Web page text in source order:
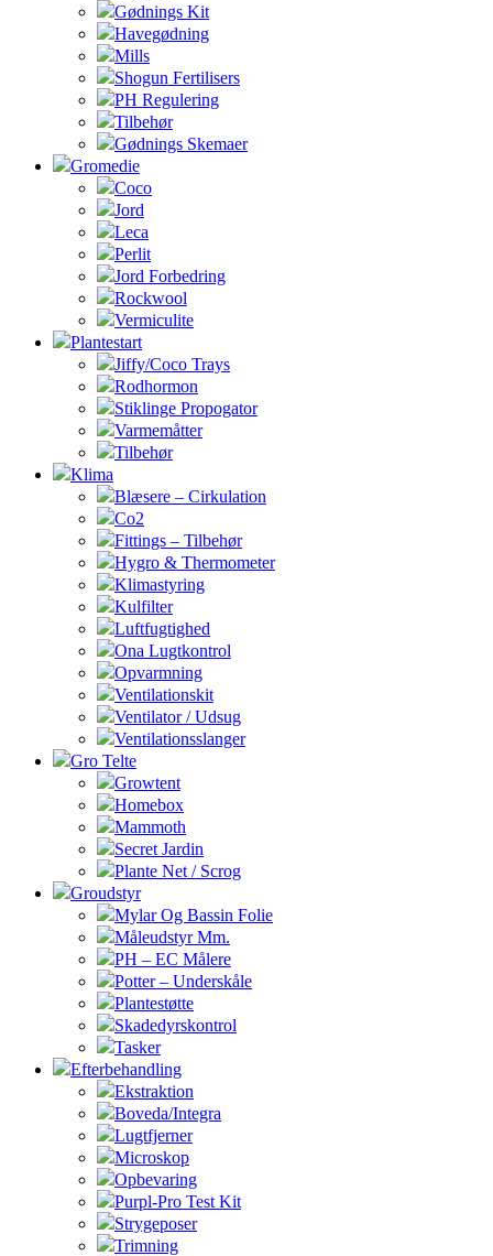
Gødnings Kit
Havegødning
Mills
Shogun Fertilisers
PH Regulering
Tilbehør
Gødnings Skemaer
Gromedie
Coco
Jord
Leca
Perlit
Jord Forbedring
Rockwool
Vermiculite
Plantestart
Jiffy/Coco Trays
Rodhormon
Stiklinge Propogator
Varmemåtter
Tilbehør
Klima
Blæsere – Cirkulation
Co2
Fittings – Tilbehør
Hygro & Thermometer
Klimastyring
Kulfilter
Luftfugtighed
Ona Lugtkontrol
Opvarmning
Ventilationskit
Ventilator / Udsug
Ventilationsslanger
Gro Telte
Growtent
Homebox
Mammoth
Secret Jardin
Plante Net / Scrog
Groudstyr
Mylar Og Bassin Folie
Måleudstyr Mm.
PH – EC Målere
Potter – Underskåle
Plantestøtte
Skadedyrskontrol
Tasker
Efterbehandling
Ekstraktion
Boveda/Integra
Lugtfjerner
Microskop
Opbevaring
Purpl-Pro Test Kit
Strygeposer
Trimning